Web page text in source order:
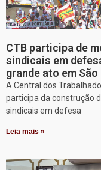
CTB participa de
sindicais em
grande ato em
A Central dos
participa da construção
sindicais em defesa
Leia mais »